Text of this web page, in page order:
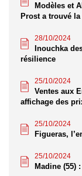
Modèles et
Prost a trouvé
28/10/2024
Inouchka
résilience
25/10/2024
Ventes aux
affichage des
25/10/2024
Figueras,
25/10/2024
Madine (55)